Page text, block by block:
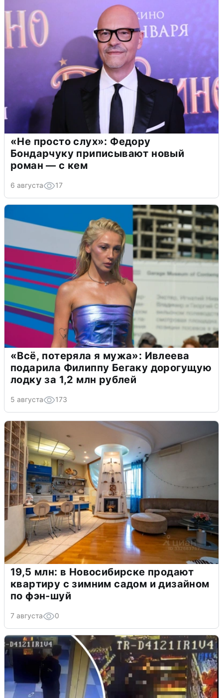
«Не просто слух»: Федору
Бондарчуку приписывают новый
роман — с кем
6 августа 17
«Всё, потеряла я мужа»: Ивлеева
подарила Филиппу Бегаку дорогущую
лодку за 1,2 млн рублей
5 августа 173
19,5 млн: в Новосибирске продают
квартиру с зимним садом и дизайном
по фэн-шуй
7 августа 0